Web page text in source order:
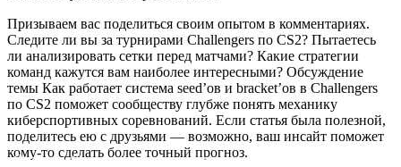
Призываем вас поделиться своим опытом в комментариях.
Следите ли вы за турнирами Challengers по CS2? Пытаетесь
ли анализировать сетки перед матчами? Какие стратегии
команд кажутся вам наиболее интересными? Обсуждение
темы Как работает система seed’ов и bracket’ов в Challengers
по CS2 поможет сообществу глубже понять механику
киберспортивных соревнований. Если статья была полезной,
поделитесь ею с друзьями — возможно, ваш инсайт поможет
кому-то сделать более точный прогноз.
Эко-периферия: клавиатуры и мыши из переработанных